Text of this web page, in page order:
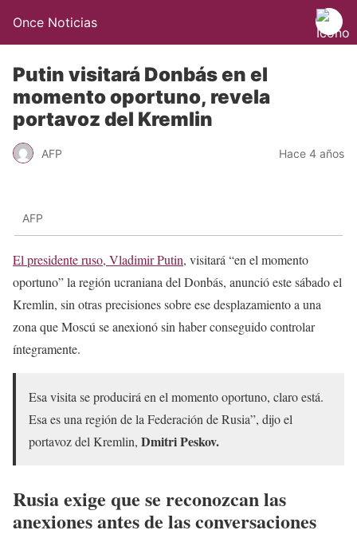
Once Noticias
Putin visitará Donbás en el
momento oportuno, revela
portavoz del Kremlin
AFP Hace 4 años
AFP
El presidente ruso, Vladimir Putin, visitará “en el momento
oportuno” la región ucraniana del Donbás, anunció este sábado el
Kremlin, sin otras precisiones sobre ese desplazamiento a una
zona que Moscú se anexionó sin haber conseguido controlar
íntegramente.
Esa visita se producirá en el momento oportuno, claro está.
Esa es una región de la Federación de Rusia”, dijo el
portavoz del Kremlin, Dmitri Peskov.
Rusia exige que se reconozcan las
anexiones antes de las conversaciones